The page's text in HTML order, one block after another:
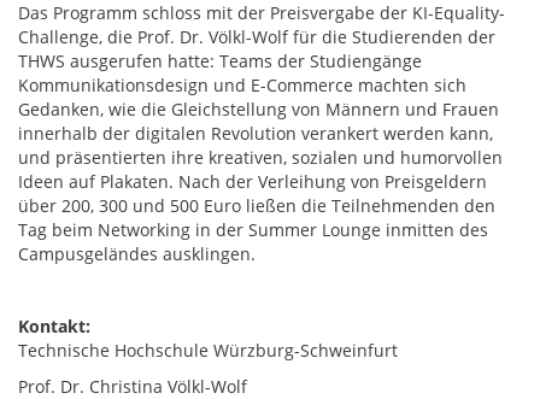
Das Programm schloss mit der Preisvergabe der KI-Equality-
Challenge, die Prof. Dr. Völkl-Wolf für die Studierenden der
THWS ausgerufen hatte: Teams der Studiengänge
Kommunikationsdesign und E-Commerce machten sich
Gedanken, wie die Gleichstellung von Männern und Frauen
innerhalb der digitalen Revolution verankert werden kann,
und präsentierten ihre kreativen, sozialen und humorvollen
Ideen auf Plakaten. Nach der Verleihung von Preisgeldern
über 200, 300 und 500 Euro ließen die Teilnehmenden den
Tag beim Networking in der Summer Lounge inmitten des
Campusgeländes ausklingen.
Kontakt:
Technische Hochschule Würzburg-Schweinfurt
Prof. Dr. Christina Völkl-Wolf